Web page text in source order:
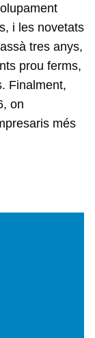
i les novetats
tres anys,
prou ferms,
Finalment,
on
més